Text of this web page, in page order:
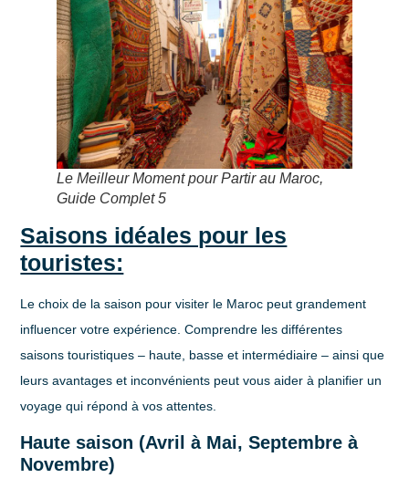
Le Meilleur Moment pour Partir au Maroc,
Guide Complet 5
Saisons idéales pour les
touristes:
Le choix de la saison pour visiter le Maroc peut grandement
influencer votre expérience. Comprendre les différentes
saisons touristiques – haute, basse et intermédiaire – ainsi que
leurs avantages et inconvénients peut vous aider à planifier un
voyage qui répond à vos attentes.
Haute saison (Avril à Mai, Septembre à
Novembre)